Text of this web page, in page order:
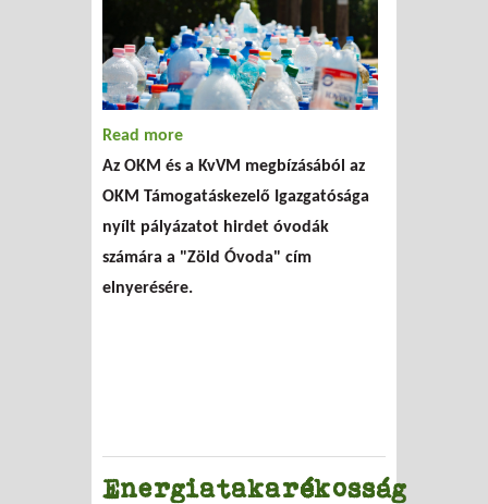
Read more
Az OKM és a KvVM megbízásából az
OKM Támogatáskezelő Igazgatósága
nyílt pályázatot hirdet óvodák
számára a "Zöld Óvoda" cím
elnyerésére.
Energiatakarékosság